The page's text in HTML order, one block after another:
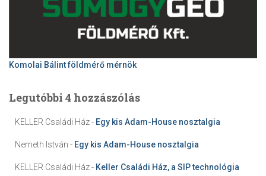
Komolai Bálint földmérő mérnök
Legutóbbi 4 hozzászólás
KELLER Családi Ház- Egy kis Adam-House nosztalgia
Nemeth István - Egy kis Adam-House nosztalgia
KELLER Családi Ház- Keller Családi Ház, a SIP technológia